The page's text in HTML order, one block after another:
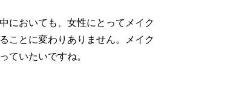
おいても、女性にとってメイク
ことに変わりありません。メイク
ていたいですね。